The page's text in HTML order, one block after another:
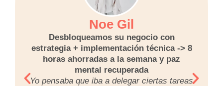
Noe Gil
Desbloqueamos su negocio con
estrategia + implementación técnica -> 8
horas ahorradas a la semana y paz
mental recuperada
Yo pensaba que iba a delegar ciertas tareas